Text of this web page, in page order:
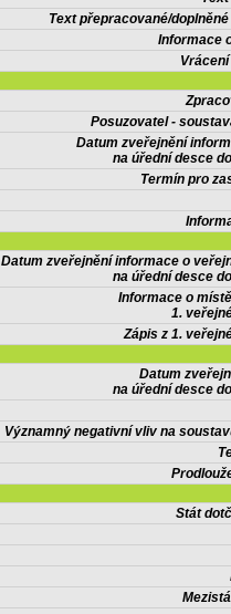
Text přepracované/
Informace
Posuzovatel -
Datum zveřejnění
na úřední desce
Termín pro
Datum zveřejnění informace o
na úřední desce
Informace o
1.
Zápis z 1.
Datum
na úřední desce
Významný negativní vliv na
Stát